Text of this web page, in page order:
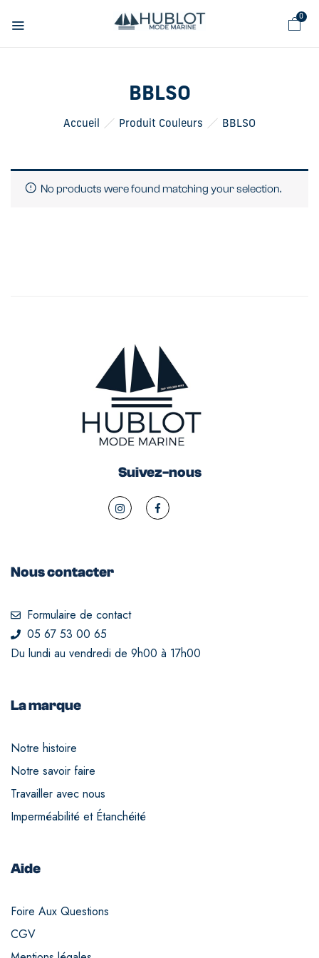
0
BBLSO
Accueil Produit Couleurs BBLSO
No products were found matching your selection.
Suivez-nous
Nous contacter
Formulaire de contact
05 67 53 00 65
Du lundi au vendredi de 9h00 à 17h00
La marque
Notre histoire
Notre savoir faire
Travailler avec nous
Imperméabilité et Étanchéité
Aide
Foire Aux Questions
CGV
Panneau de gestion des cookies